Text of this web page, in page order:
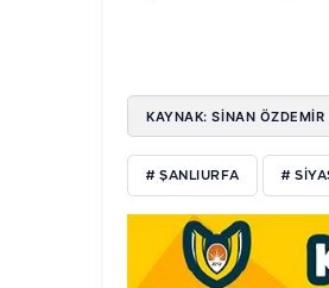
KAYNAK: SİNAN ÖZDEMİR
# ŞANLIURFA #